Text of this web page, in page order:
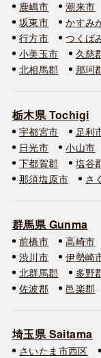
鹿嶋市
潮来市
坂東市
かすみ
行方市
つくば
小美玉市
久慈
北相馬郡
那珂
栃木県 Tochigi
宇都宮市 足利
日光市
小山市
下都賀郡
塩谷
那須塩原市
さ
群馬県 Gunma
前橋市 高崎市
渋川市
伊勢崎
北群馬郡
多野
佐波郡
邑楽郡
埼玉県 Saitama
さいたま市西区